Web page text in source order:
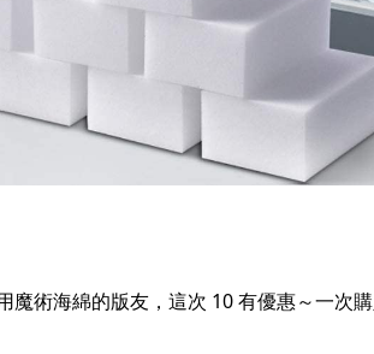
術海綿的版友，這次 10 有優惠～一次